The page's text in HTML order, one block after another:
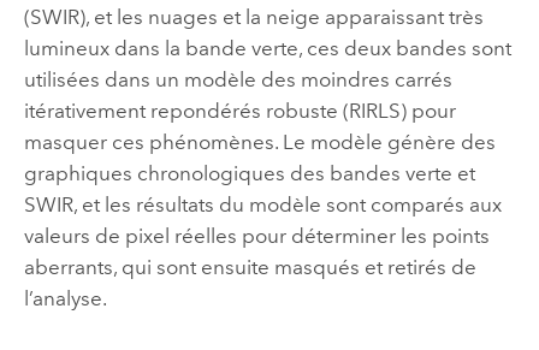
(SWIR), et les nuages et la neige apparaissant très
lumineux dans la bande verte, ces deux bandes sont
utilisées dans un modèle des moindres carrés
itérativement repondérés robuste (RIRLS) pour
masquer ces phénomènes. Le modèle génère des
graphiques chronologiques des bandes verte et
SWIR, et les résultats du modèle sont comparés aux
valeurs de pixel réelles pour déterminer les points
aberrants, qui sont ensuite masqués et retirés de
l’analyse.